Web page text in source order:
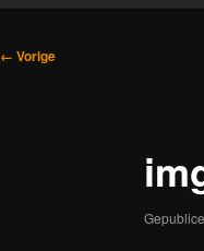
Afbeeldingsnavigatie
← Vorige